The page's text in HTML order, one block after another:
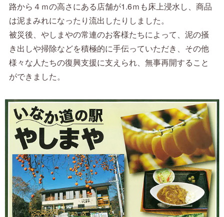
路から４ｍの高さにある店舗が1.6ｍも床上浸水し、商品
は泥まみれになったり流出したりしました。
被災後、やしまやの常連のお客様たちによって、泥の掻
き出しや掃除などを積極的に手伝っていただき、その他
様々な人たちの復興支援に支えられ、無事再開すること
ができました。